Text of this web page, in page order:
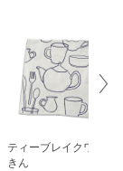
ティーブレイクワイド
きん